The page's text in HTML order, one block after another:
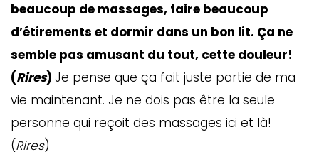
beaucoup de massages, faire beaucoup
d’étirements et dormir dans un bon lit. Ça ne
semble pas amusant du tout, cette douleur!
(Rires) Je pense que ça fait juste partie de ma
vie maintenant. Je ne dois pas être la seule
personne qui reçoit des massages ici et là!
(Rires)